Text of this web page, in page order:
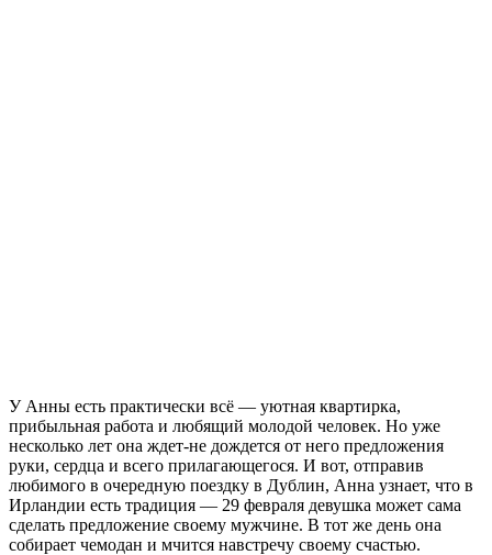
У Анны есть практически всё — уютная квартирка,
прибыльная работа и любящий молодой человек. Но уже
несколько лет она ждет-не дождется от него предложения
руки, сердца и всего прилагающегося. И вот, отправив
любимого в очередную поездку в Дублин, Анна узнает, что в
Ирландии есть традиция — 29 февраля девушка может сама
сделать предложение своему мужчине. В тот же день она
собирает чемодан и мчится навстречу своему счастью.